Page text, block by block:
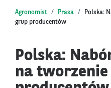
Agronomist Prasa
Polska:
grup producentów
Polska:
na